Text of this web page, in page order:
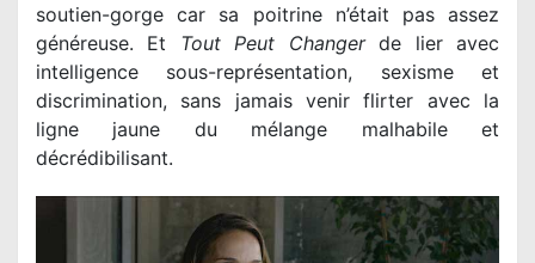
soutien-gorge car sa poitrine n’était pas assez
généreuse. Et Tout Peut Changerde lier avec
intelligence sous-représentation, sexisme et
discrimination, sans jamais venir flirter avec la
ligne jaune du mélange malhabile et
décrédibilisant.